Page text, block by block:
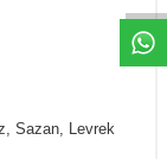
Sazan, Levrek